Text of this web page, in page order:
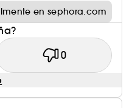
en sephora.com
0